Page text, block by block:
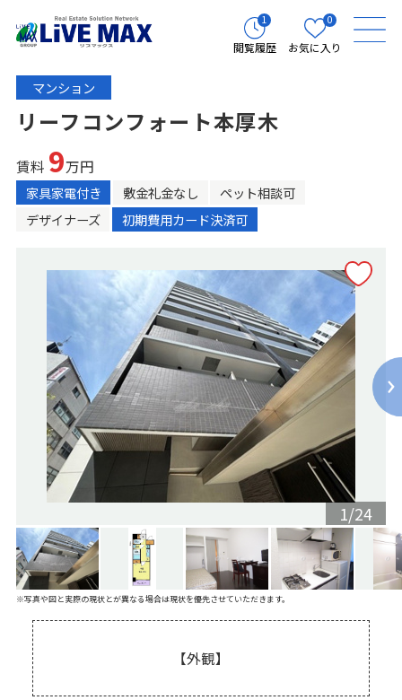
1
閲覧履歴
0
お気に入り
マンション
リーフコンフォート本厚木
賃料 9万円
家具家電付き 敷金礼金なし
ペット相談可
デザイナーズ
初期費用カード決済可
1/24
※写真や図と実際の現状とが異なる場合は現状を優先させていただきます。
【外観】